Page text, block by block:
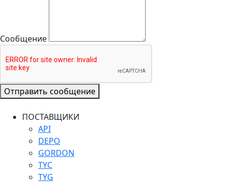
Сообщение
Отправить сообщение
ПОСТАВЩИКИ
API
DEPO
GORDON
TYC
TYG